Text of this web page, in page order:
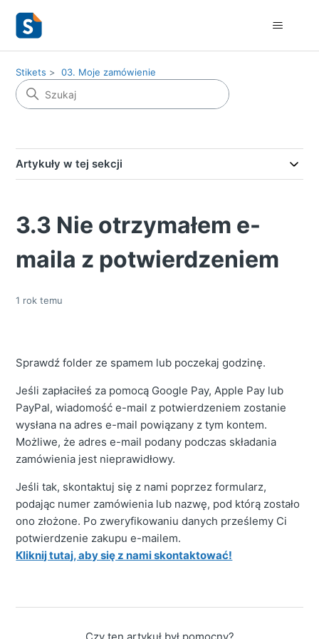
Stikets 03. Moje zamówienie
Artykuły w tej sekcji
3.3 Nie otrzymałem e-
maila z potwierdzeniem
1 rok temu
Sprawdź folder ze spamem lub poczekaj godzinę.
Jeśli zapłaciłeś za pomocą Google Pay, Apple Pay lub
PayPal, wiadomość e-mail z potwierdzeniem zostanie
wysłana na adres e-mail powiązany z tym kontem.
Możliwe, że adres e-mail podany podczas składania
zamówienia jest nieprawidłowy.
Jeśli tak, skontaktuj się z nami poprzez formularz,
podając numer zamówienia lub nazwę, pod którą zostało
ono złożone. Po zweryfikowaniu danych prześlemy Ci
potwierdzenie zakupu e-mailem.
Kliknij tutaj, aby się z nami skontaktować!